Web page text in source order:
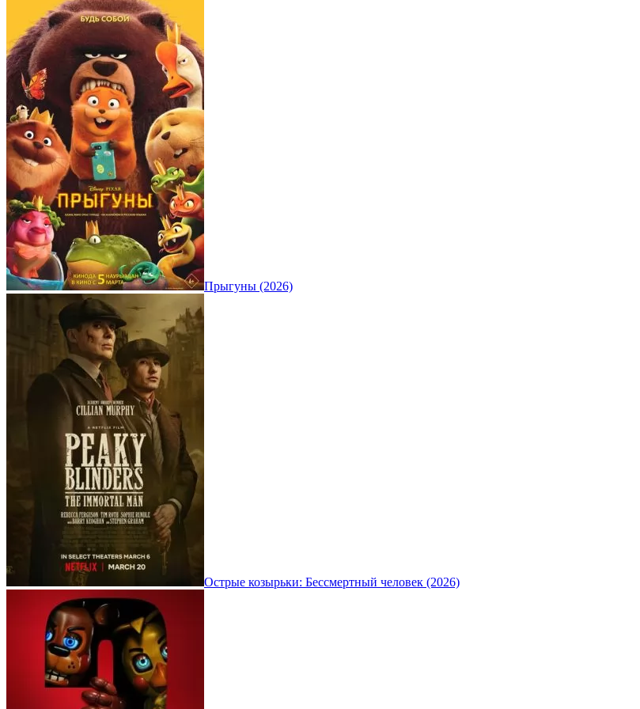
Прыгуны (2026)
Острые козырьки: Бессмертный человек (2026)